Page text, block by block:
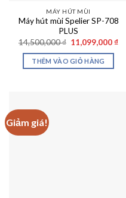
MÁY HÚT MÙI
Máy hút mùi Spelier SP-708
PLUS
14,500,000₫ Giá
gốc
là:
14,500,000 ₫.
11,099,000 ₫Giá
THÊM VÀO GIỎ HÀNG
Giảm giá!